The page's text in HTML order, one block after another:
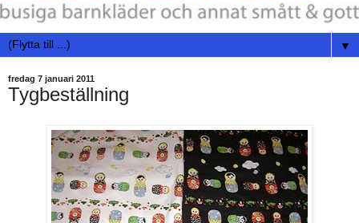
▼
fredag 7 januari 2011
Tygbeställning